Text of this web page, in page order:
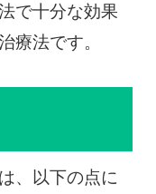
で十分な効果
療法です。
、以下の点に